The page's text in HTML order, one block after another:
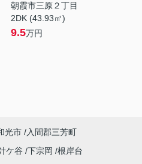
朝霞市三原２丁目
2DK (43.93㎡)
9.5万円
光市
入間郡三芳町
ケ谷 下宗岡
根岸台